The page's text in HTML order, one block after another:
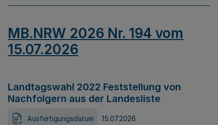
MB.NRW 2026 Nr. 194 vom
15.07.2026
Landtagswahl 2022 Feststellung von
Nachfolgern aus der Landesliste
Ausfertigungsdatum 15.07.2026